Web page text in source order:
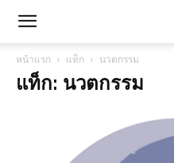
หน้าแรก แท็ก นวตกรรม
แท็ก: นวตกรรม